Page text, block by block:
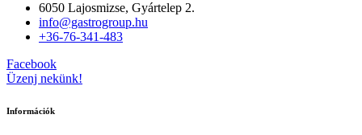
6050 Lajosmizse, Gyártelep 2.
info@gastrogroup.hu
+36-76-341-483
Facebook
Üzenj nekünk!
Információk